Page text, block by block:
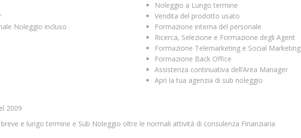
Noleggio incluso
Noleggio a Lungo termine
Vendita del prodotto usato
Formazione interna del personale
Ricerca, Selezione e Formazione degli Agent
Formazione Telemarketing e Social Marketing
Formazione Back Office
Assistenza continuativa dell’Area Manager
Apri la tua agenzia di sub noleggio
2009
e lungo termine e Sub Noleggio oltre le normali attività di consulenza Finanziaria